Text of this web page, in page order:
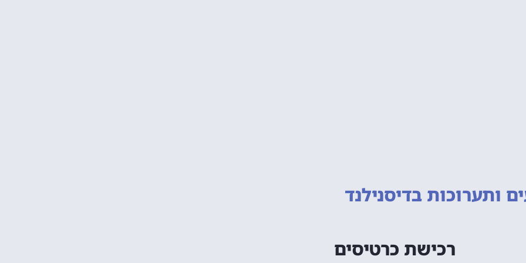
ותערוכות בדיסנילנד
רכישת כרטיסים